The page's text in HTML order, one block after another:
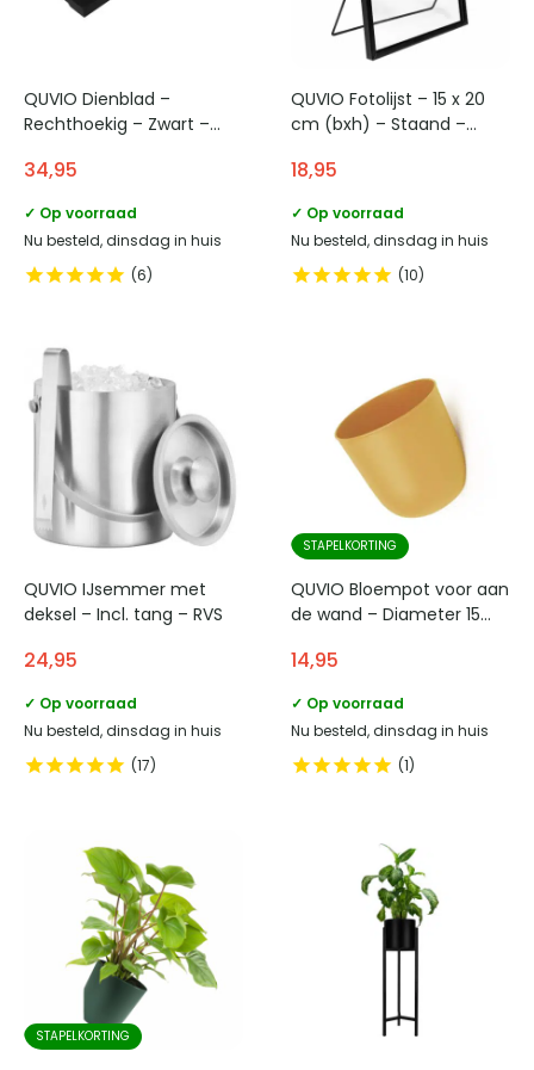
QUVIO Dienblad –
Rechthoekig – Zwart –
34,95
✓ Op voorraad
Nu besteld, dinsdag in huis
6
QUVIO Fotolijst – 15 x 20
cm (bxh) – Staand –
18,95
✓ Op voorraad
Nu besteld, dinsdag in huis
10
QUVIO IJsemmer met
deksel – Incl. tang – RVS
24,95
✓ Op voorraad
Nu besteld, dinsdag in huis
17
STAPELKORTING
QUVIO Bloempot voor aan
de wand – Diameter 15
14,95
✓ Op voorraad
Nu besteld, dinsdag in huis
1
STAPELKORTING